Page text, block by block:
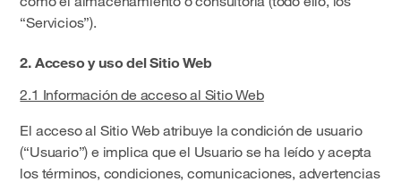
“Servicios”).
2. Acceso y uso del Sitio Web
2.1 Información de acceso al Sitio Web
El acceso al Sitio Web atribuye la condición de usuario
(“Usuario”) e implica que el Usuario se ha leído y acepta
los términos, condiciones, comunicaciones, advertencias